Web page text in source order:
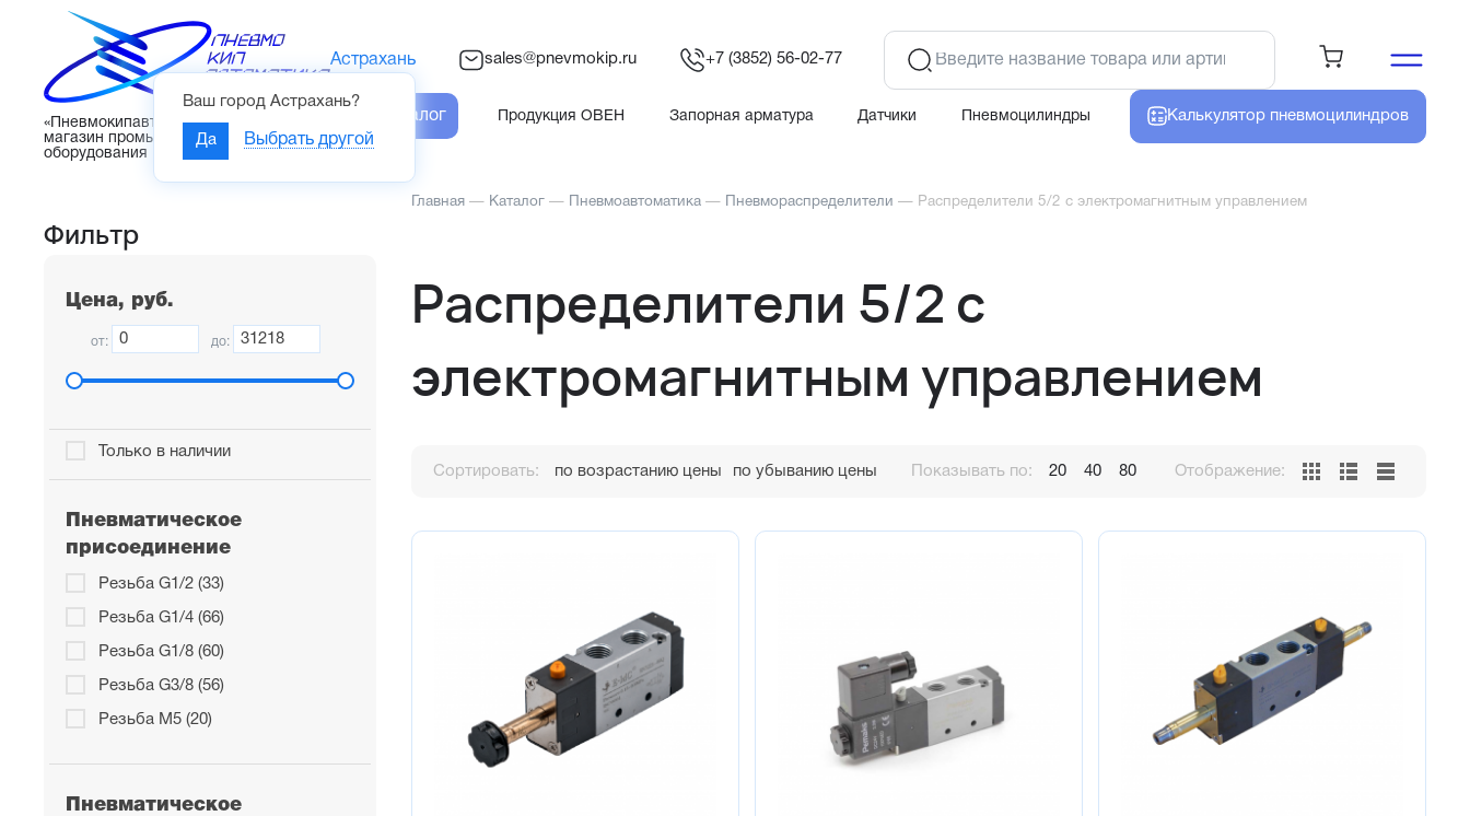
«Пневмокипавтоматика» – интернет-
магазин промышленного
оборудования
Астрахань
Ваш город Астрахань?
Да Выбрать другой
sales@pnevmokip.ru +7 (3852) 56-02-77
Каталог Продукция ОВЕН Запорная арматура Датчики Пневмоцилиндры Калькулятор пневмоцилиндров
Фильтр
Цена, руб.
от: до:
Только в наличии
Пневматическое
присоединение
Резьба G1/2 (33)
Резьба G1/4 (66)
Резьба G1/8 (60)
Резьба G3/8 (56)
Резьба М5 (20)
Пневматическое
Главная — Каталог — Пневмоавтоматика — Пневмораспределители — Распределители 5/2 с электромагнитным управлением
Распределители 5/2 с
электромагнитным управлением
Сортировать: по возрастанию цены по убыванию цены Показывать по: 20 40 80 Отображение: